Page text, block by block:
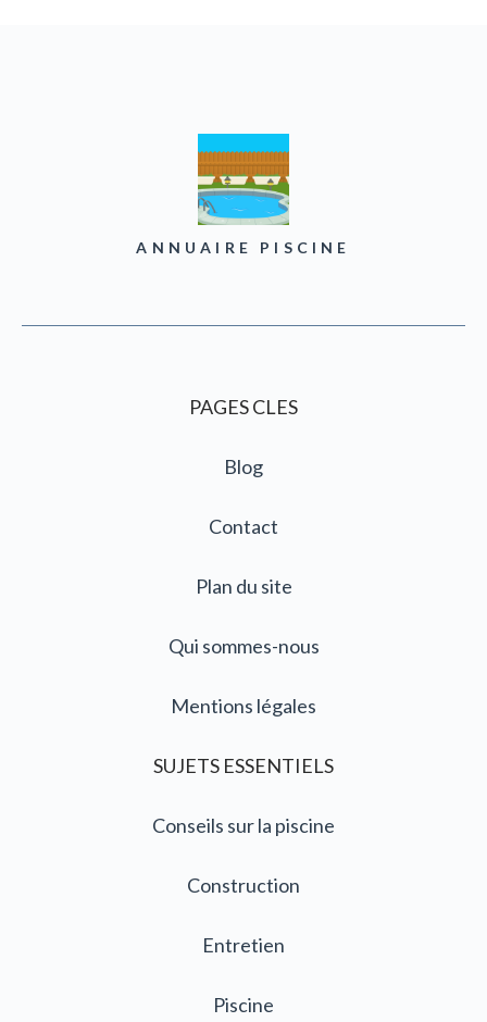
ANNUAIRE PISCINE
PAGES CLES
Blog
Contact
Plan du site
Qui sommes-nous
Mentions légales
SUJETS ESSENTIELS
Conseils sur la piscine
Construction
Entretien
Piscine